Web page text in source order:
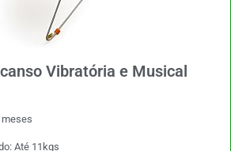
Vibratória e Musical
meses
Até 11kgs